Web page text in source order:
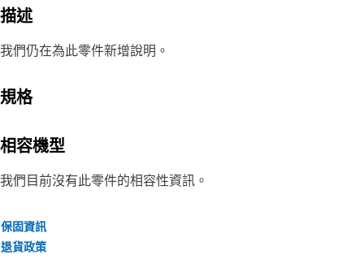
描述
我們仍在為此零件新增說明。
規格
相容機型
我們目前沒有此零件的相容性資訊。
保固資訊
退貨政策